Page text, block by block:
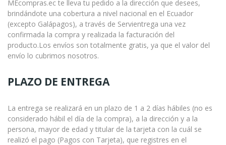
MEcompras.ec te lleva tu pedido a la dirección que desees,
brindándote una cobertura a nivel nacional en el Ecuador
(excepto Galápagos), a través de Servientrega una vez
confirmada la compra y realizada la facturación del
producto.Los envíos son totalmente gratis, ya que el valor del
envío lo cubrimos nosotros.
PLAZO DE ENTREGA
La entrega se realizará en un plazo de 1 a 2 días hábiles (no es
considerado hábil el día de la compra), a la dirección y a la
persona, mayor de edad y titular de la tarjeta con la cuál se
realizó el pago (Pagos con Tarjeta), que registres en el